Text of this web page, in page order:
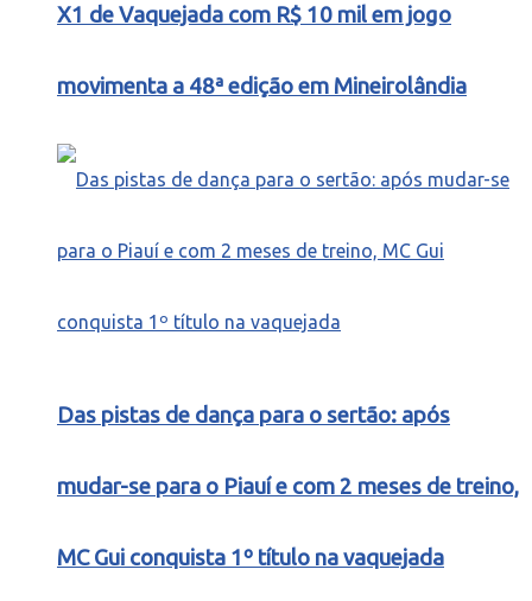
X1 de Vaquejada com R$ 10 mil em jogo
movimenta a 48ª edição em Mineirolândia
Das pistas de dança para o sertão: após
mudar-se para o Piauí e com 2 meses de treino,
MC Gui conquista 1º título na vaquejada